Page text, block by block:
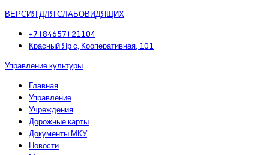
ВЕРСИЯ ДЛЯ СЛАБОВИДЯЩИХ
+7 (84657) 21104
Красный Яр с, Кооперативная, 101
Управление культуры
Главная
Управление
Учреждения
Дорожные карты
Документы МКУ
Новости